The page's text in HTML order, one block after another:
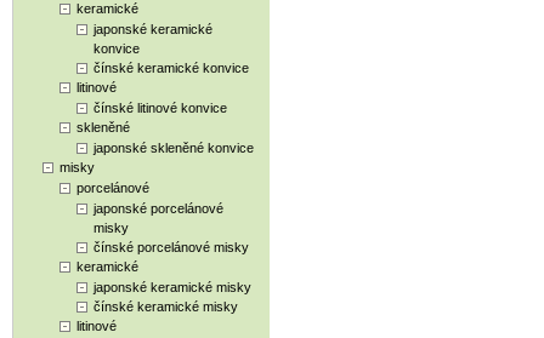
keramické
japonské keramické
konvice
čínské keramické konvice
litinové
čínské litinové konvice
skleněné
japonské skleněné konvice
misky
porcelánové
japonské porcelánové
misky
čínské porcelánové misky
keramické
japonské keramické misky
čínské keramické misky
litinové